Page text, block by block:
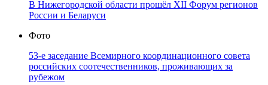
В Нижегородской области прошёл XII Форум регионов
России и Беларуси
Фото
53-е заседание Всемирного координационного совета
российских соотечественников, проживающих за
рубежом